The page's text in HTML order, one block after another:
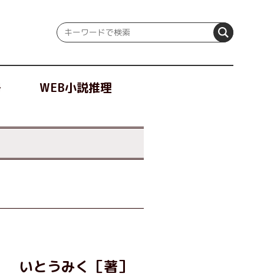
WEB小説推理
いとうみく［著］